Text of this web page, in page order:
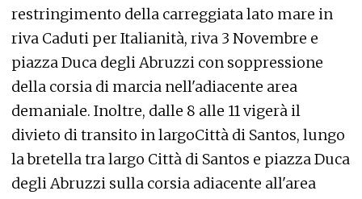
restringimento della carreggiata lato mare in
riva Caduti per Italianità, riva 3 Novembre e
piazza Duca degli Abruzzi con soppressione
della corsia di marcia nell'adiacente area
demaniale. Inoltre, dalle 8 alle 11 vigerà il
divieto di transito in largoCittà di Santos, lungo
la bretella tra largo Città di Santos e piazza Duca
degli Abruzzi sulla corsia adiacente all'area